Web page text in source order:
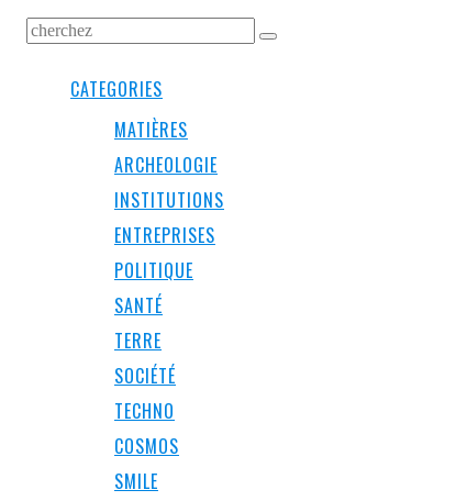
CATEGORIES
MATIÈRES
ARCHEOLOGIE
INSTITUTIONS
ENTREPRISES
POLITIQUE
SANTÉ
TERRE
SOCIÉTÉ
TECHNO
COSMOS
SMILE